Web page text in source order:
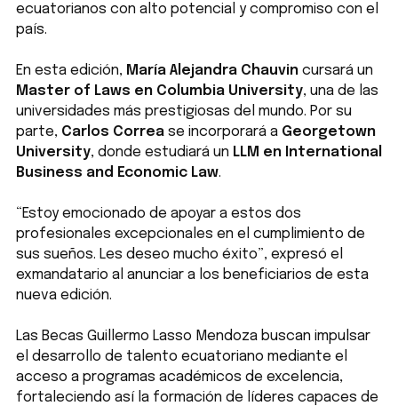
ecuatorianos con alto potencial y compromiso con el
país.
En esta edición, María Alejandra Chauvin cursará un
Master of Laws en Columbia University, una de las
universidades más prestigiosas del mundo. Por su
parte, Carlos Correa se incorporará a Georgetown
University, donde estudiará un LLM en International
Business and Economic Law.
“Estoy emocionado de apoyar a estos dos
profesionales excepcionales en el cumplimiento de
sus sueños. Les deseo mucho éxito”, expresó el
exmandatario al anunciar a los beneficiarios de esta
nueva edición.
Las Becas Guillermo Lasso Mendoza buscan impulsar
el desarrollo de talento ecuatoriano mediante el
acceso a programas académicos de excelencia,
fortaleciendo así la formación de líderes capaces de